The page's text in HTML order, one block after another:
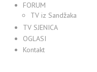
FORUM
TV iz Sandžaka
TV SJENICA
OGLASI
Kontakt